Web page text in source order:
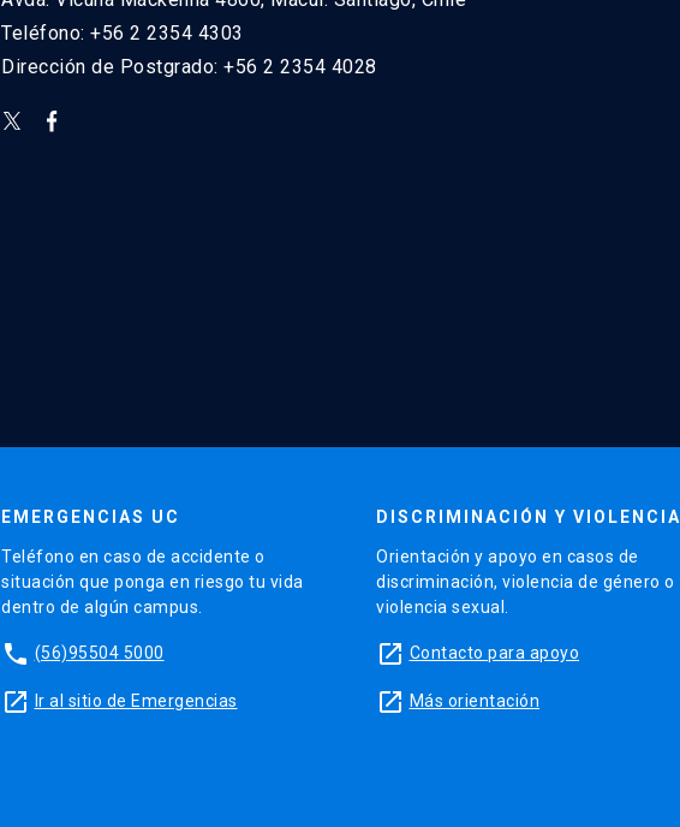
Teléfono: +56 2 2354 4303
Dirección de Postgrado: +56 2 2354 4028
EMERGENCIAS UC
Teléfono en caso de accidente o
situación que ponga en riesgo tu vida
dentro de algún campus.
phone (56)95504 5000
launch Ir al sitio de Emergencias
DISCRIMINACIÓN Y VIOLENCIA
Orientación y apoyo en casos de
discriminación, violencia de género o
violencia sexual.
launch Contacto para apoyo
launch Más orientación